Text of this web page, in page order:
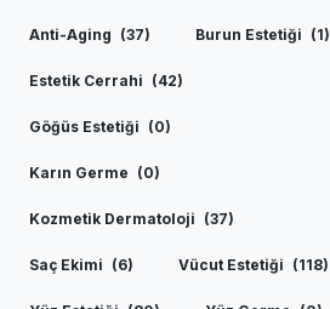
Anti-Aging (37) Burun Estetiği (1)
Estetik Cerrahi (42)
Göğüs Estetiği (0)
Karın Germe (0)
Kozmetik Dermatoloji (37)
Saç Ekimi (6) Vücut Estetiği (118)